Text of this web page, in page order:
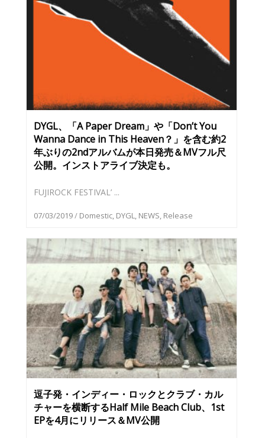
DYGL、「A Paper Dream」や「Don’t You
Wanna Dance in This Heaven？」を含む約2
年ぶりの2ndアルバムが本日発売＆MVフル尺
公開。インストアライブ決定も。
FUJIROCK FESTIVAL’ ...
07/03/2019/ Domestic, DYGL, NEWS, Release
逗子発・インディー・ロックとクラブ・カル
チャーを横断するHalf Mile Beach Club、1st
EPを4月にリリース＆MV公開